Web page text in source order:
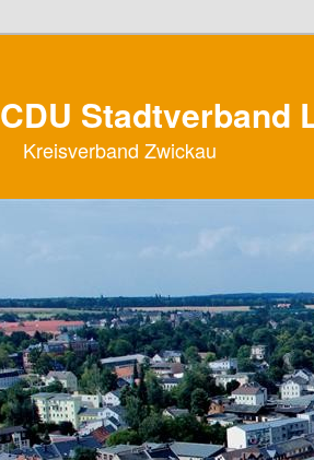
CDU Stadtverband
Kreisverband Zwickau